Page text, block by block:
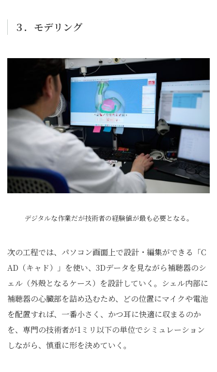
３．モデリング
デジタルな作業だが技術者の経験値が最も必要となる。
次の工程では、パソコン画面上で設計・編集ができる「C
AD（キャド）」を使い、3Dデータを見ながら補聴器のシ
ェル（外殻となるケース）を設計していく。シェル内部に
補聴器の心臓部を詰め込むため、どの位置にマイクや電池
を配置すれば、一番小さく、かつ耳に快適に収まるのか
を、専門の技術者が1ミリ以下の単位でシミュレーション
しながら、慎重に形を決めていく。